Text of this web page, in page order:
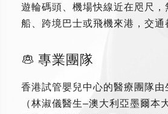
遊輪碼頭、機場快線近在咫尺，
船、跨境巴士或飛機來港，交通
專業團隊
香港試管嬰兒中心的醫療團隊
（林淑儀醫生–澳大利亞墨爾本